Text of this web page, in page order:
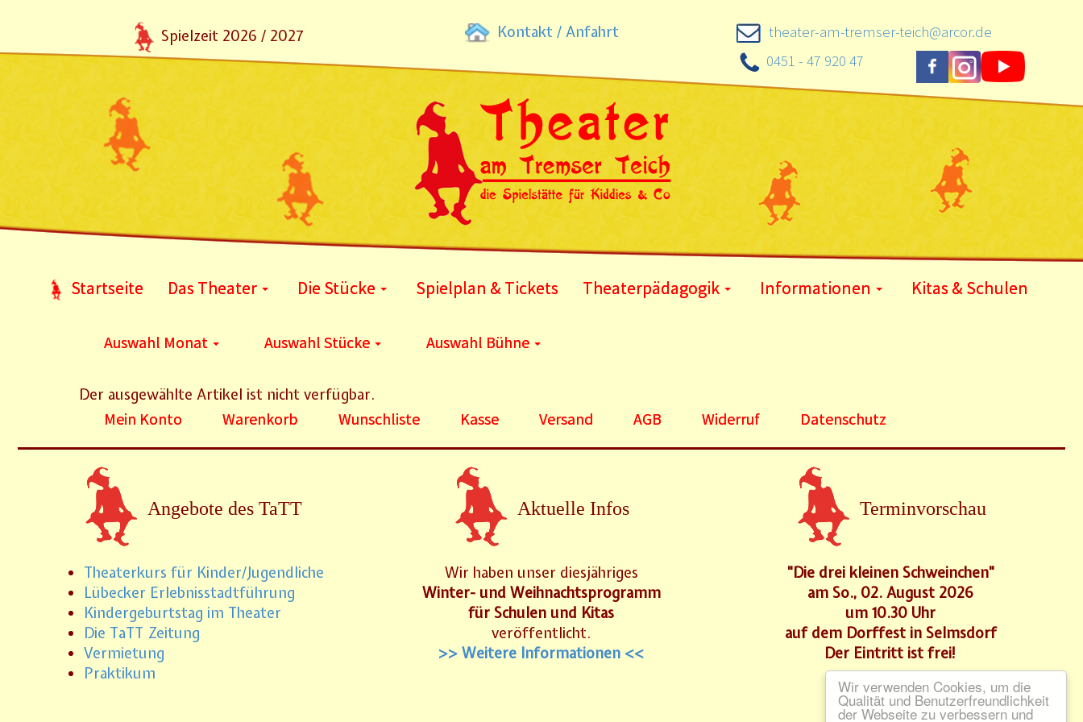
Wir verwenden Cookies, um die
Qualität und Benutzerfreundlichkeit
der Webseite zu verbessern und
Spielzeit 2026 / 2027 Kontakt / Anfahrt
theater-am-tremser-teich@arcor.de
0451 - 47 920 47
Startseite Das Theater Die Stücke Spielplan & Tickets Theaterpädagogik Informationen Kitas & Schulen
Auswahl Monat Auswahl Stücke Auswahl Bühne
Der ausgewählte Artikel ist nicht verfügbar.
Mein Konto
Warenkorb Wunschliste Kasse Versand AGB Widerruf Datenschutz
Angebote des TaTT
Theaterkurs für Kinder/Jugendliche
Lübecker Erlebnisstadtführung
Kindergeburtstag im Theater
Die TaTT Zeitung
Vermietung
Praktikum
Aktuelle Infos
Wir haben unser diesjähriges
Winter- und Weihnachtsprogramm
für Schulen und Kitas
veröffentlicht.
>> Weitere Informationen <<
Terminvorschau
"Die drei kleinen Schweinchen"
am So., 02. August 2026
um 10.30 Uhr
auf dem Dorffest in Selmsdorf
Der Eintritt ist frei!